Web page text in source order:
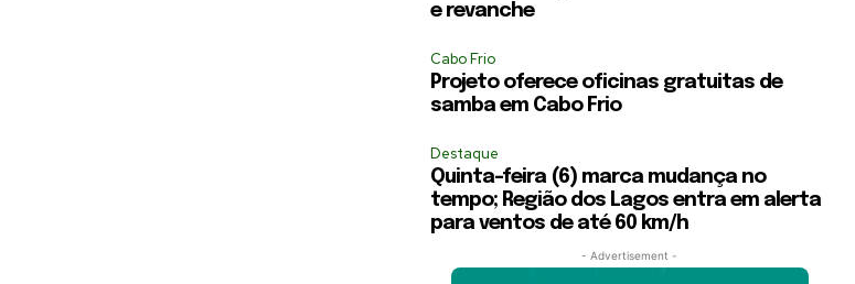
e revanche
Cabo Frio
Projeto oferece oficinas gratuitas de
samba em Cabo Frio
Destaque
Quinta-feira (6) marca mudança no
tempo; Região dos Lagos entra em alerta
para ventos de até 60 km/h
- Advertisement -